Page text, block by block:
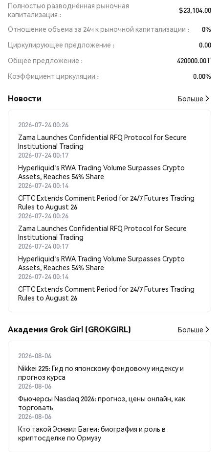
Полностью разводнённая рыночная
капитализация
$23,104.00
Отношение объема за 24ч к рыночной капитализации
0%
Циркулирующее предложение
0.00
Общее предложение
420000.00T
Коэффициент циркуляции
0.00%
Новости Больше
2026-07-24 00:26
Zama Launches Confidential RFQ Protocol for Secure
Institutional Trading
2026-07-24 00:17
Hyperliquid's RWA Trading Volume Surpasses Crypto
Assets, Reaches 54% Share
2026-07-24 00:14
CFTC Extends Comment Period for 24/7 Futures Trading
Rules to August 26
2026-07-24 00:26
Zama Launches Confidential RFQ Protocol for Secure
Institutional Trading
2026-07-24 00:17
Hyperliquid's RWA Trading Volume Surpasses Crypto
Assets, Reaches 54% Share
2026-07-24 00:14
CFTC Extends Comment Period for 24/7 Futures Trading
Rules to August 26
Академия Grok Girl (GROKGIRL) Больше
2026-08-06
Nikkei 225: Гид по японскому фондовому индексу и
прогноз курса
2026-08-06
Фьючерсы Nasdaq 2026: прогноз, цены онлайн, как
торговать
2026-08-06
Кто такой Эсмаил Багеи: биография и роль в
криптосделке по Ормузу